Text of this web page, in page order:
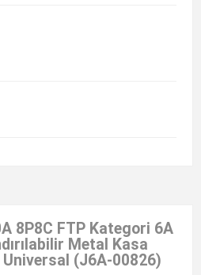
8P8C FTP Kategori 6A
Metal Kasa
(J6A-00826)